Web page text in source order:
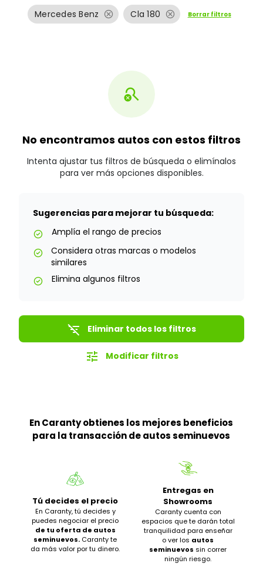
Mercedes Benz cancel Cla 180 cancel Borrar filtros
search_off
No encontramos autos con estos filtros
Intenta ajustar tus filtros de búsqueda o elimínalos
para ver más opciones disponibles.
Sugerencias para mejorar tu búsqueda:
check_circle Amplía el rango de precios
check_circle
Considera otras marcas o modelos
similares
check_circle Elimina algunos filtros
filter_list_off Eliminar todos los filtros
tune Modificar filtros
En Caranty obtienes los mejores beneficios
para la transacción de autos seminuevos
Tú decides el precio
En Caranty, tú decides y
puedes negociar el precio
de tu oferta de autos
seminuevos. Caranty te
da más valor por tu dinero.
Entregas en
Showrooms
Caranty cuenta con
espacios que te darán total
tranquilidad para enseñar
o ver los autos
seminuevos sin correr
ningún riesgo.